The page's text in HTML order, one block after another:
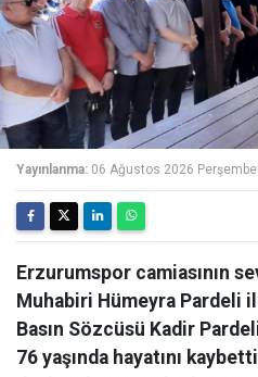
Yayınlanma: 06 Ağustos 2026
Erzurumspor camiasının
Muhabiri Hümeyra Pardeli
Basın Sözcüsü Kadir
76 yaşında hayatını